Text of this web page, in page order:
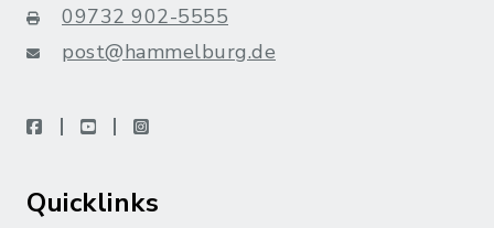
09732 902-5555
post@hammelburg.de
facebookyoutubeinstagram
Quicklinks